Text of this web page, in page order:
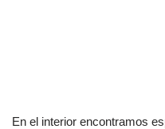
En el interior encontramos